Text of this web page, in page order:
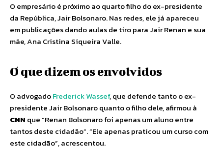
O empresário é próximo ao quarto filho do ex-presidente
da República, Jair Bolsonaro. Nas redes, ele já apareceu
em publicações dando aulas de tiro para Jair Renan e sua
mãe, Ana Cristina Siqueira Valle.
O que dizem os envolvidos
O advogadoFrederick Wassef, que defende tanto o ex-
presidente Jair Bolsonaro quanto o filho dele, afirmou à
CNN que “Renan Bolsonaro foi apenas um aluno entre
tantos deste cidadão”. “Ele apenas praticou um curso com
este cidadão”, acrescentou.